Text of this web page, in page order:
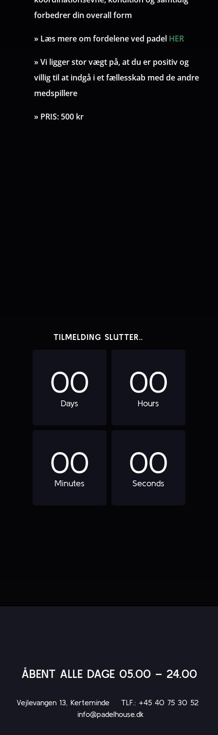
forbedrer din overall form
» Læs mere om fordelene ved padel HER
» Vi ligger stor vægt på, at du er positiv og
villig til at indgå i et fællesskab med de andre
medspillere
» PRIS: 500 kr
TILMELDING SLUTTER..
00
Days
00
Hours
00
Minutes
00
Seconds
ÅBENT ALLE DAGE 05.00 – 24.00
Vejlevangen 13, Kerteminde TLF.: +45 40 75 30 52
info@padelhouse.dk